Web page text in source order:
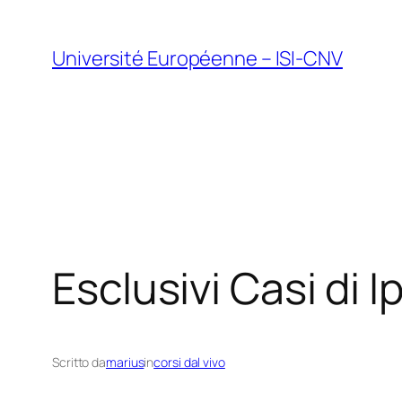
contenuto
Université Européenne – ISI-CNV
Esclusivi Casi di
Scritto damariusincorsi dal vivo